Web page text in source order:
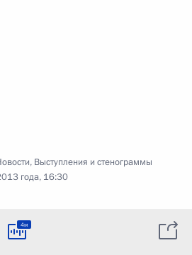
, Выступления и стенограммы
года, 16:30
4м